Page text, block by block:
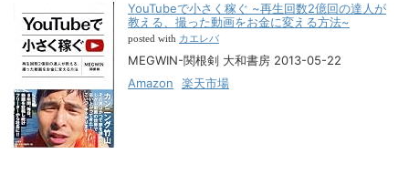
YouTubeで小さく稼ぐ ~再生回数2億回の達人が
教える、撮った動画をお金に変える方法~
posted with カエレバ
MEGWIN-関根剣 大和書房 2013-05-22
Amazon
楽天市場